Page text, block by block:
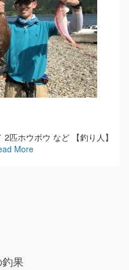
2匹ホウボウ など 【釣り人】
More
果